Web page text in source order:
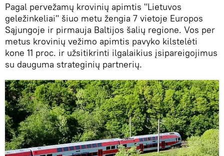
Pagal pervežamų krovinių apimtis "Lietuvos
geležinkeliai" šiuo metu žengia 7 vietoje Europos
Sąjungoje ir pirmauja Baltijos šalių regione. Vos per
metus krovinių vežimo apimtis pavyko kilstelėti
kone 11 proc. ir užsitikrinti ilgalaikius įsipareigojimus
su dauguma strateginių partnerių.